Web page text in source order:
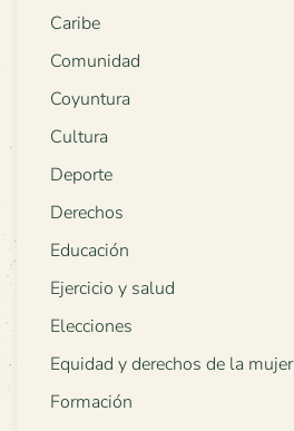
Caribe
Comunidad
Coyuntura
Cultura
Deporte
Derechos
Educación
Ejercicio y salud
Elecciones
Equidad y derechos de la mujer
Formación